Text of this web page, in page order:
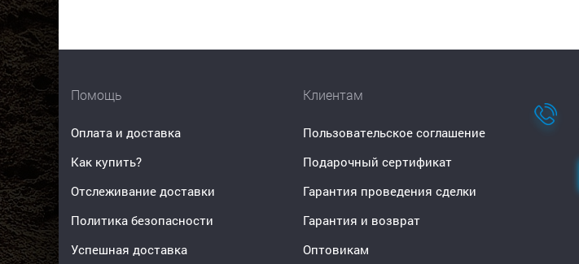
Помощь
Оплата и доставка
Как купить?
Отслеживание доставки
Политика безопасности
Успешная доставка
Клиентам
Пользовательское соглашение
Подарочный сертификат
Гарантия проведения сделки
Гарантия и возврат
Оптовикам